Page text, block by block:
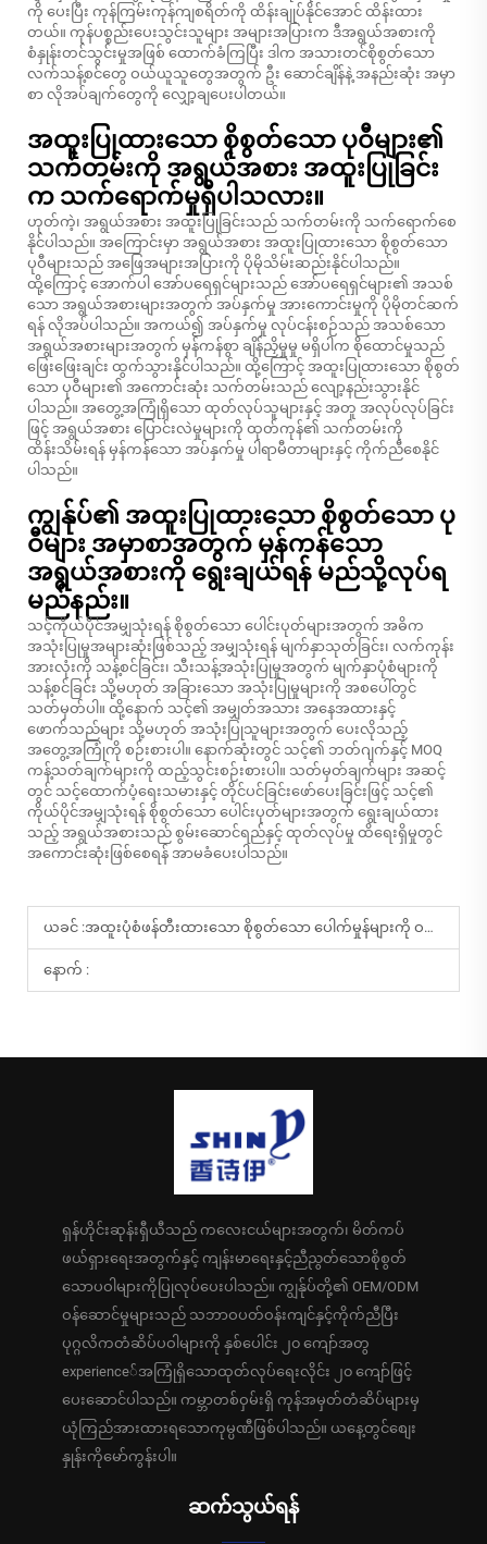
ကို ပေးပြီး ကုန်ကြမ်းကုန်ကျစရိတ်ကို ထိန်းချုပ်နိုင်အောင် ထိန်းထား
တယ်။ ကုန်ပစ္စည်းပေးသွင်းသူများ အများအပြားက ဒီအရွယ်အစားကို
စံနှုန်းတင်သွင်းမှုအဖြစ် ထောက်ခံကြပြီး ဒါက အသားတင်စိုစွတ်သော
လက်သန့်စင်တွေ ဝယ်ယူသူတွေအတွက် ဦး ဆောင်ချိန်နဲ့ အနည်းဆုံး အမှာ
စာ လိုအပ်ချက်တွေကို လျှော့ချပေးပါတယ်။
အထူးပြုထားသော စိုစွတ်သော ပုဝီများ၏
သက်တမ်းကို အရွယ်အစား အထူးပြုခြင်း
က သက်ရောက်မှုရှိပါသလား။
ဟုတ်ကဲ့၊ အရွယ်အစား အထူးပြုခြင်းသည် သက်တမ်းကို သက်ရောက်စေ
နိုင်ပါသည်။ အကြောင်းမှာ အရွယ်အစား အထူးပြုထားသော စိုစွတ်သော
ပုဝီများသည် အဖြေအများအပြားကို ပိုမိုသိမ်းဆည်းနိုင်ပါသည်။
ထို့ကြောင့် အောက်ပါ အော်ပရေရှင်များသည် အော်ပရေရှင်များ၏ အသစ်
သော အရွယ်အစားများအတွက် အပ်နှက်မှု အားကောင်းမှုကို ပိုမိုတင်ဆက်
ရန် လိုအပ်ပါသည်။ အကယ်၍ အပ်နှက်မှု လုပ်ငန်းစဉ်သည် အသစ်သော
အရွယ်အစားများအတွက် မှန်ကန်စွာ ချိန်ညှိမှုမှု မရှိပါက စိုထောင်မှုသည်
ဖြေးဖြေးချင်း ထွက်သွားနိုင်ပါသည်။ ထို့ကြောင့် အထူးပြုထားသော စိုစွတ်
သော ပုဝီများ၏ အကောင်းဆုံး သက်တမ်းသည် လျော့နည်းသွားနိုင်
ပါသည်။ အတွေ့အကြုံရှိသော ထုတ်လုပ်သူများနှင့် အတူ အလုပ်လုပ်ခြင်း
ဖြင့် အရွယ်အစား ပြောင်းလဲမှုများကို ထုတ်ကုန်၏ သက်တမ်းကို
ထိန်းသိမ်းရန် မှန်ကန်သော အပ်နှက်မှု ပါရာမီတာများနှင့် ကိုက်ညီစေနိုင်
ပါသည်။
ကျွန်ုပ်၏ အထူးပြုထားသော စိုစွတ်သော ပု
ဝီများ အမှာစာအတွက် မှန်ကန်သော
အရွယ်အစားကို ရွေးချယ်ရန် မည်သို့လုပ်ရ
မည်နည်း။
သင့်ကိုယ်ပိုင်အမျှသုံးရန် စိုစွတ်သော ပေါင်းပုတ်များအတွက် အဓိက
အသုံးပြုမှုအများဆုံးဖြစ်သည့် အမျှသုံးရန် မျက်နှာသုတ်ခြင်း၊ လက်ကုန်း
အားလုံးကို သန့်စင်ခြင်း၊ သီးသန့်အသုံးပြုမှုအတွက် မျက်နှာပုံစံများကို
သန့်စင်ခြင်း သို့မဟုတ် အခြားသော အသုံးပြုမှုများကို အစပေါ်တွင်
သတ်မှတ်ပါ။ ထို့နောက် သင့်၏ အမျှတ်အသား အနေအထားနှင့်
ဖောက်သည်များ သို့မဟုတ် အသုံးပြုသူများအတွက် ပေးလိုသည့်
အတွေ့အကြုံကို စဉ်းစားပါ။ နောက်ဆုံးတွင် သင့်၏ ဘတ်ဂျက်နှင့် MOQ
ကန့်သတ်ချက်များကို ထည့်သွင်းစဉ်းစားပါ။ သတ်မှတ်ချက်များ အဆင့်
တွင် သင့်ထောက်ပံ့ရေးသမားနှင့် တိုင်ပင်ခြင်းဖော်ပေးခြင်းဖြင့် သင့်၏
ကိုယ်ပိုင်အမျှသုံးရန် စိုစွတ်သော ပေါင်းပုတ်များအတွက် ရွေးချယ်ထား
သည့် အရွယ်အစားသည် စွမ်းဆောင်ရည်နှင့် ထုတ်လုပ်မှု ထိရေးရှိမှုတွင်
အကောင်းဆုံးဖြစ်စေရန် အာမခံပေးပါသည်။
ယခင် :အထူးပုံစံဖန်တီးထားသော စိုစွတ်သော ပေါက်မှုန်များကို ဝယ်ယူရာတွင် ဝယ်သူများသည် အဘယ်အရာများကို ထည့်သွင်းစဉ်းစားသင့်ပါသနည်း။
နောက် :
ရှန်ဟိုင်းဆုန်းရှီယီသည် ကလေးငယ်များအတွက်၊ မိတ်ကပ်
ဖယ်ရှားရေးအတွက်နှင့် ကျန်းမာရေးနှင့်ညီညွတ်သောစိုစွတ်
သောပဝါများကိုပြုလုပ်ပေးပါသည်။ ကျွန်ုပ်တို့၏ OEM/ODM
ဝန်ဆောင်မှုများသည် သဘာဝပတ်ဝန်းကျင်နှင့်ကိုက်ညီပြီး
ပုဂ္ဂလိကတံဆိပ်ပဝါများကို နှစ်ပေါင်း ၂၀ ကျော်အတွ
experience်အကြုံရှိသောထုတ်လုပ်ရေးလိုင်း ၂၀ ကျော်ဖြင့်
ပေးဆောင်ပါသည်။ ကမ္ဘာတစ်ဝှမ်းရှိ ကုန်အမှတ်တံဆိပ်များမှ
ယုံကြည်အားထားရသောကုမ္ပဏီဖြစ်ပါသည်။ ယနေ့တွင်စျေး
နှုန်းကိုမော်ကွန်းပါ။
ဆက်သွယ်ရန်